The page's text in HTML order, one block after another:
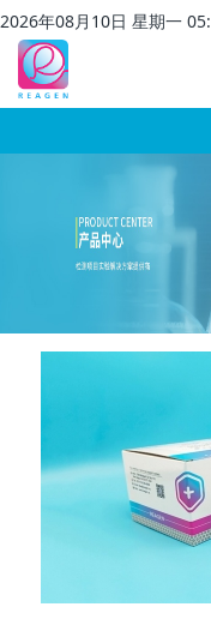
2026年08月 10日 星期一 05: